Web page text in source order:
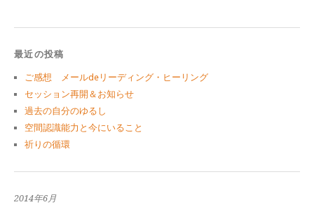
最近の投稿
ご感想 メールdeリーディング・ヒーリング
セッション再開＆お知らせ
過去の自分のゆるし
空間認識能力と今にいること
祈りの循環
2014年6月